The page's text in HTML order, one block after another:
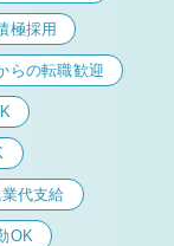
極採用
らの転職歓迎
代支給
OK